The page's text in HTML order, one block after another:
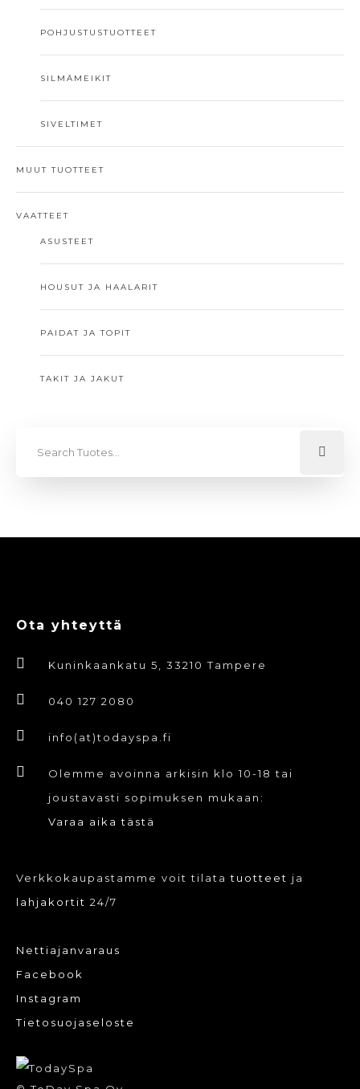
POHJUSTUSTUOTTEET
SILMÄMEIKIT
SIVELTIMET
MUUT TUOTTEET
VAATTEET
ASUSTEET
HOUSUT JA HAALARIT
PAIDAT JA TOPIT
TAKIT JA JAKUT
Ota yhteyttä
Kuninkaankatu 5, 33210 Tampere
040 127 2080
info(at)todayspa.fi
Olemme avoinna arkisin klo 10-18 tai
joustavasti sopimuksen mukaan:
Varaa aika tästä
Verkkokaupastamme voit tilatatuotteet ja
lahjakortit 24/7
Nettiajanvaraus
Facebook
Instagram
Tietosuojaseloste